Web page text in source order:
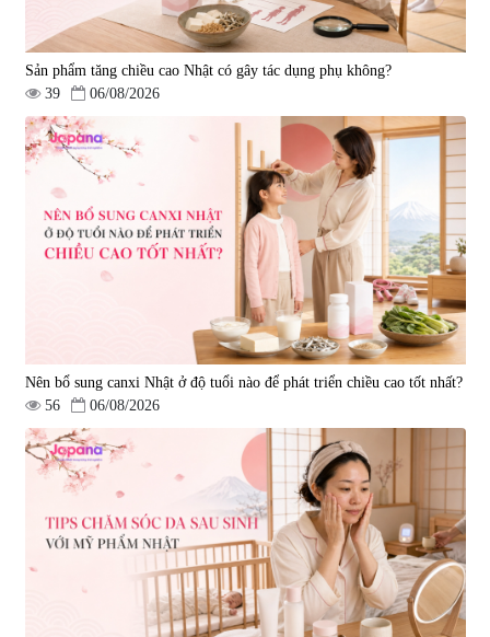
Bột uống trắng da, cải thiện đốm
nâu, da xỉn màu Kinohimitsu
Prowhite 8g x 30 gói - Date
11/2026
1.404.000 đ
Sản phẩm tăng chiều cao Nhật có gây tác dụng phụ không?
39
06/08/2026
Nên bổ sung canxi Nhật ở độ tuổi nào để phát triển chiều cao tốt nhất?
56
06/08/2026